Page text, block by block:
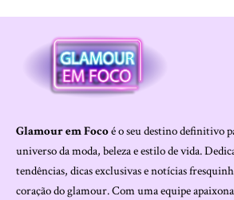
Glamour em Focoé o seu destino definitivo
universo da moda, beleza e estilo de vida.
tendências, dicas exclusivas e notícias
coração do glamour. Com uma equipe